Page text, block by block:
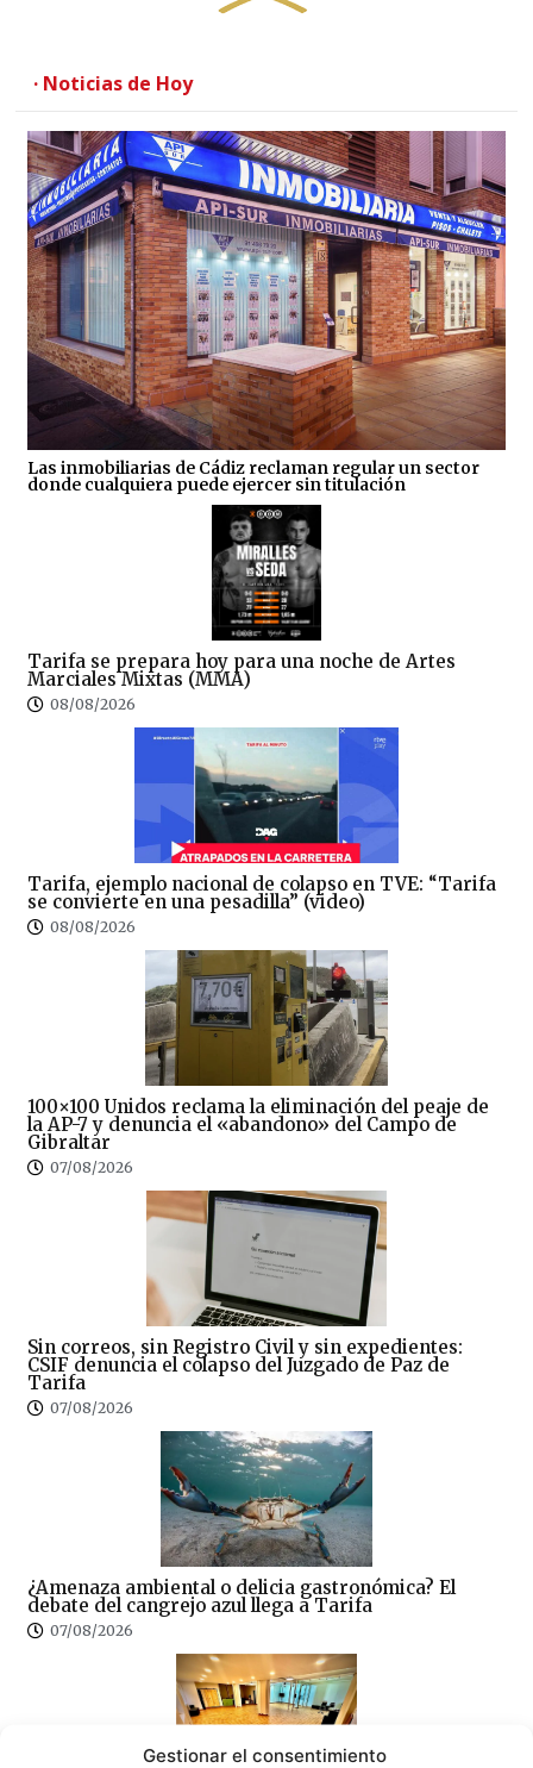
Gestionar el consentimiento
· Noticias de Hoy
Las inmobiliarias de Cádiz reclaman regular un sector
donde cualquiera puede ejercer sin titulación
Tarifa se prepara hoy para una noche de Artes
Marciales Mixtas (MMA)
08/08/2026
Tarifa, ejemplo nacional de colapso en TVE: “Tarifa
se convierte en una pesadilla” (video)
08/08/2026
100×100 Unidos reclama la eliminación del peaje de
la AP-7 y denuncia el «abandono» del Campo de
Gibraltar
07/08/2026
Sin correos, sin Registro Civil y sin expedientes:
CSIF denuncia el colapso del Juzgado de Paz de
Tarifa
07/08/2026
¿Amenaza ambiental o delicia gastronómica? El
debate del cangrejo azul llega a Tarifa
07/08/2026